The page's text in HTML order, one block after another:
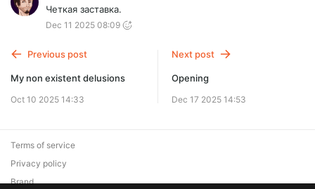
Четкая заставка.
Dec 11 2025 08:09
Previous post
My non existent delusions
Oct 10 2025 14:33
Next post
Opening
Dec 17 2025 14:53
Terms of service
Privacy policy
Brand